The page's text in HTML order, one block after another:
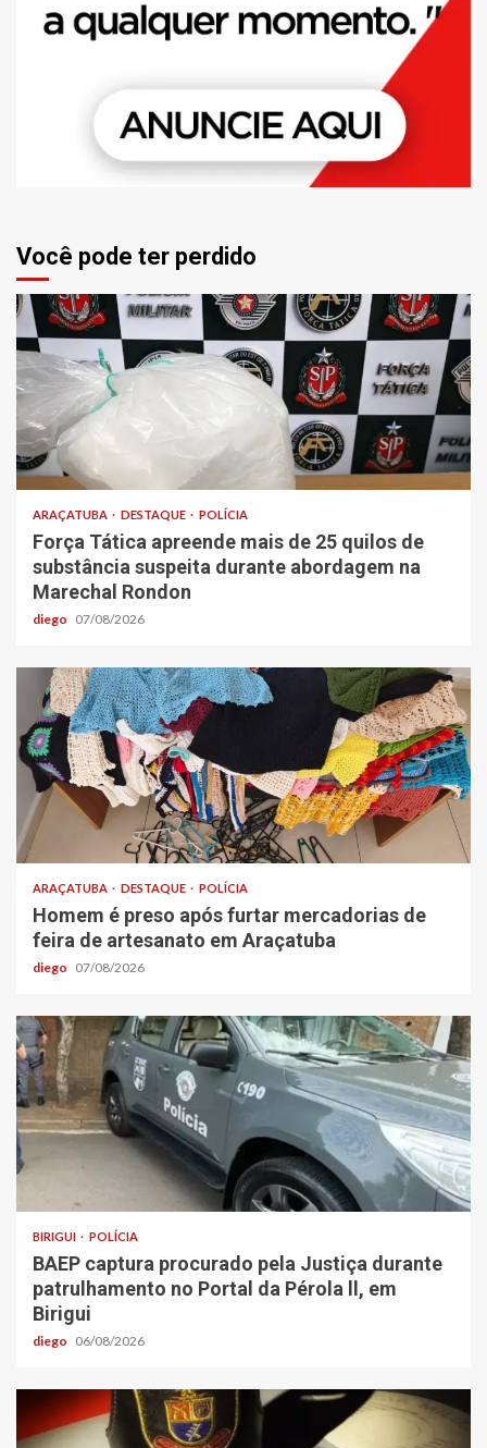
Você pode ter perdido
ARAÇATUBA DESTAQUE POLÍCIA
Força Tática apreende mais de 25 quilos de
substância suspeita durante abordagem na
Marechal Rondon
diego 07/08/2026
ARAÇATUBA DESTAQUE POLÍCIA
Homem é preso após furtar mercadorias de
feira de artesanato em Araçatuba
diego 07/08/2026
BIRIGUI POLÍCIA
BAEP captura procurado pela Justiça durante
patrulhamento no Portal da Pérola ll, em
Birigui
diego 06/08/2026